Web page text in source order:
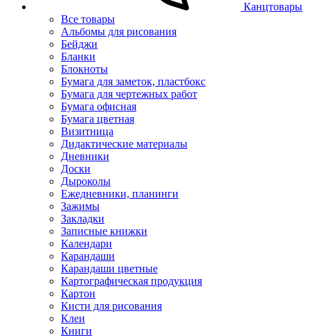
Канцтовары
Все товары
Альбомы для рисования
Бейджи
Бланки
Блокноты
Бумага для заметок, пластбокс
Бумага для чертежных работ
Бумага офисная
Бумага цветная
Визитница
Дидактические материалы
Дневники
Доски
Дыроколы
Ежедневники, планинги
Зажимы
Закладки
Записные книжки
Календари
Карандаши
Карандаши цветные
Картографическая продукция
Картон
Кисти для рисования
Клеи
Книги